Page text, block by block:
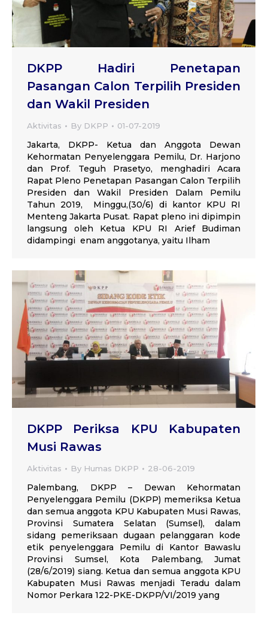
DKPP Hadiri Penetapan
Pasangan Calon Terpilih Presiden
dan Wakil Presiden
Aktivitas By DKPP 01-07-2019
Jakarta, DKPP- Ketua dan Anggota Dewan
Kehormatan Penyelenggara Pemilu, Dr. Harjono
dan Prof. Teguh Prasetyo, menghadiri Acara
Rapat Pleno Penetapan Pasangan Calon Terpilih
Presiden dan Wakil Presiden Dalam Pemilu
Tahun 2019, Minggu,(30/6) di kantor KPU RI
Menteng Jakarta Pusat. Rapat pleno ini dipimpin
langsung oleh Ketua KPU RI Arief Budiman
didampingi enam anggotanya, yaitu Ilham
DKPP Periksa KPU Kabupaten
Musi Rawas
Aktivitas By Humas DKPP 28-06-2019
Palembang, DKPP – Dewan Kehormatan
Penyelenggara Pemilu (DKPP) memeriksa Ketua
dan semua anggota KPU Kabupaten Musi Rawas,
Provinsi Sumatera Selatan (Sumsel), dalam
sidang pemeriksaan dugaan pelanggaran kode
etik penyelenggara Pemilu di Kantor Bawaslu
Provinsi Sumsel, Kota Palembang, Jumat
(28/6/2019) siang. Ketua dan semua anggota KPU
Kabupaten Musi Rawas menjadi Teradu dalam
Nomor Perkara 122-PKE-DKPP/VI/2019 yang